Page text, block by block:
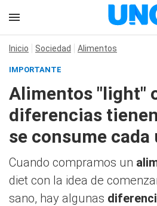
Inicio Sociedad Alimentos
IMPORTANTE
Alimentos "light"
diferencias
se consume cada
Cuando compramos un
diet con la idea de
sano, hay algunas